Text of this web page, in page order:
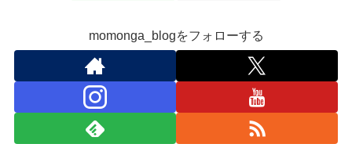
momonga_blogをフォローする